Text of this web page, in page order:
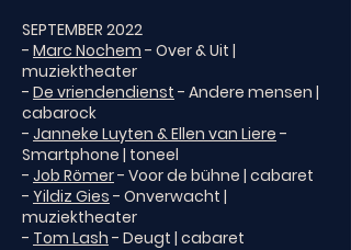
SEPTEMBER 2022
- Marc Nochem - Over & Uit |
muziektheater
- De vriendendienst - Andere mensen |
cabarock
- Janneke Luyten & Ellen van Liere -
Smartphone | toneel
- Job Römer- Voor de bühne | cabaret
- Yildiz Gies - Onverwacht |
muziektheater
- Tom Lash - Deugt | cabaret